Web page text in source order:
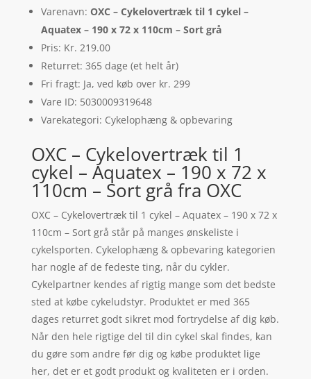
Varenavn: OXC – Cykelovertræk til 1 cykel –
Aquatex – 190 x 72 x 110cm – Sort grå
Pris: Kr. 219.00
Returret: 365 dage (et helt år)
Fri fragt: Ja, ved køb over kr. 299
Vare ID: 5030009319648
Varekategori: Cykelophæng & opbevaring
OXC – Cykelovertræk til 1
cykel – Aquatex – 190 x 72 x
110cm – Sort grå fra OXC
OXC – Cykelovertræk til 1 cykel – Aquatex – 190 x 72 x
110cm – Sort grå står på manges ønskeliste i
cykelsporten. Cykelophæng & opbevaring kategorien
har nogle af de fedeste ting, når du cykler.
Cykelpartner kendes af rigtig mange som det bedste
sted at købe cykeludstyr. Produktet er med 365
dages returret godt sikret mod fortrydelse af dig køb.
Når den hele rigtige del til din cykel skal findes, kan
du gøre som andre før dig og købe produktet lige
her, det er et godt produkt og kvaliteten er i orden.